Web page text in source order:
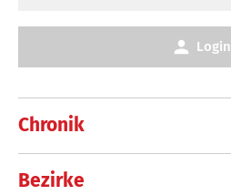
Chronik
Bezirke
Login